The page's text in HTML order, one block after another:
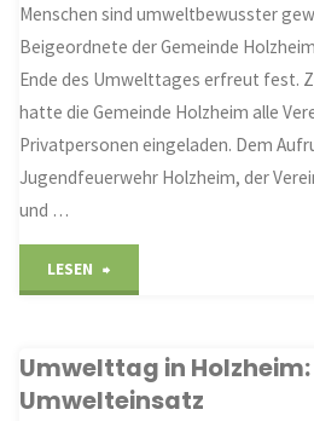
Menschen sind umweltbewusster
Beigeordnete der Gemeinde
Ende des Umwelttages erfreut fest.
hatte die Gemeinde Holzheim alle
Privatpersonen eingeladen. Dem
Jugendfeuerwehr Holzheim, der
und …
LESEN
immer
Umwelttag in
Umwelteinsatz